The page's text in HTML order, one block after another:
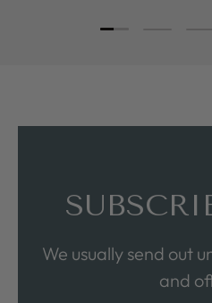
We usually send out
and